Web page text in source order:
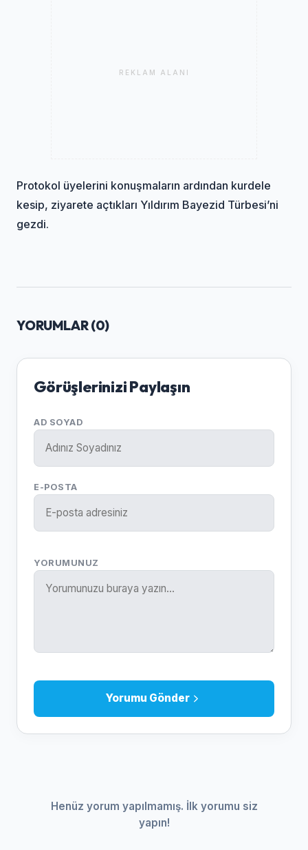
REKLAM ALANI
Protokol üyelerini konuşmaların ardından kurdele
kesip, ziyarete açtıkları Yıldırım Bayezid Türbesi’ni
gezdi.
YORUMLAR (0)
Görüşlerinizi Paylaşın
AD SOYAD
E-POSTA
YORUMUNUZ
Yorumu Gönder
Henüz yorum yapılmamış. İlk yorumu siz
yapın!